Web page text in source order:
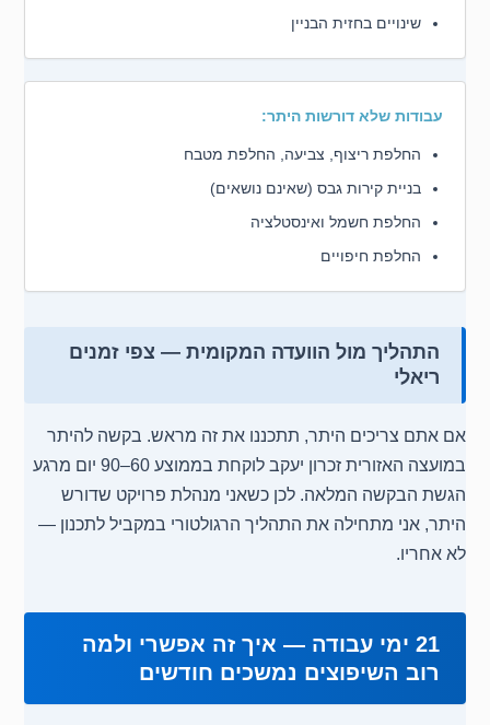
שינויים בחזית הבניין
עבודות שלא דורשות היתר:
החלפת ריצוף, צביעה, החלפת מטבח
בניית קירות גבס (שאינם נושאים)
החלפת חשמל ואינסטלציה
החלפת חיפויים
התהליך מול הוועדה המקומית — צפי זמנים
ריאלי
אם אתם צריכים היתר, תתכננו את זה מראש. בקשה להיתר
במועצה האזורית זכרון יעקב לוקחת בממוצע 60–90 יום מרגע
הגשת הבקשה המלאה. לכן כשאני מנהלת פרויקט שדורש
היתר, אני מתחילה את התהליך הרגולטורי במקביל לתכנון —
לא אחריו.
21 ימי עבודה — איך זה אפשרי ולמה
רוב השיפוצים נמשכים חודשים